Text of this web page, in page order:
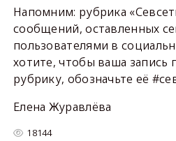
Напомним: рубрика
сообщений, оставленных
пользователями в
хотите, чтобы ваша запись
рубрику, обозначьте её
Елена Журавлёва
18144